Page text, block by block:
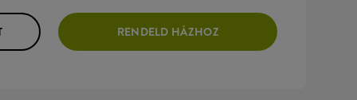
RENDELD HÁZHOZ